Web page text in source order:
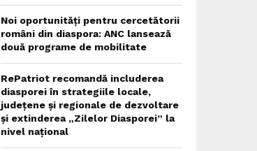
Noi oportunități pentru cercetătorii
români din diaspora: ANC lansează
două programe de mobilitate
RePatriot recomandă includerea
diasporei în strategiile locale,
județene și regionale de dezvoltare
și extinderea „Zilelor Diasporei” la
nivel național